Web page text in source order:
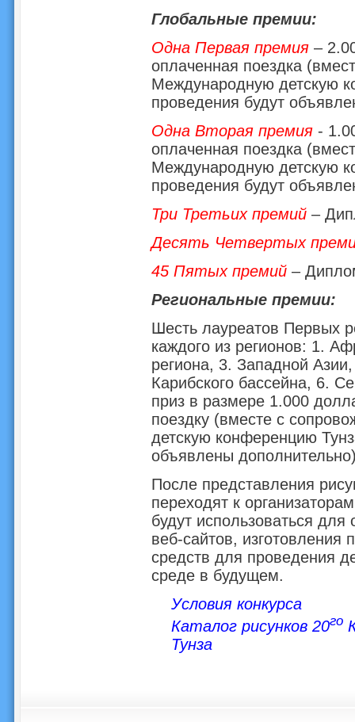
Глобальные премии:
Одна Первая премия–
оплаченная поездка
Международную детскую
проведения будут
Одна Вторая премия-
оплаченная поездка
Международную детскую
проведения будут
Три Третьих премий–
Десять Четвертых
45 Пятых премий–
Региональные премии:
Шесть лауреатов Первых
каждого из регионов: 1.
региона, 3. Западной
Карибского бассейна, 6.
приз в размере 1.000
поездку (вместе с
детскую конференцию
объявлены
После представления
переходят к
будут использоваться
веб-сайтов, изготовления
средств для проведения
среде в будущем.
Условия конкурса
Каталог рисунков 20го
Тунза